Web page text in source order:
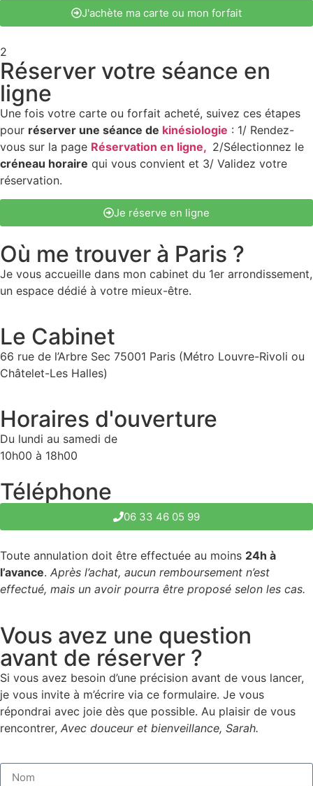
J'achète ma carte ou mon forfait
2
Réserver votre séance en
ligne
Une fois votre carte ou forfait acheté, suivez ces étapes
pour réserver une séance de kinésiologie : 1/ Rendez-
vous sur la page Réservation en ligne, 2/Sélectionnez le
créneau horaire qui vous convient et 3/ Validez votre
réservation.
Je réserve en ligne
Où me trouver à Paris ?
Je vous accueille dans mon cabinet du 1er arrondissement,
un espace dédié à votre mieux-être.
Le Cabinet
66 rue de l’Arbre Sec 75001 Paris (Métro Louvre-Rivoli ou
Châtelet-Les Halles)
Horaires d'ouverture
Du lundi au samedi de
10h00 à 18h00
Téléphone
06 33 46 05 99
Toute annulation doit être effectuée au moins 24h à
l’avance. Après l’achat, aucun remboursement n’est
effectué, mais un avoir pourra être proposé selon les cas.
Vous avez une question
avant de réserver ?
Si vous avez besoin d’une précision avant de vous lancer,
je vous invite à m’écrire via ce formulaire. Je vous
répondrai avec joie dès que possible. Au plaisir de vous
rencontrer, Avec douceur et bienveillance, Sarah.